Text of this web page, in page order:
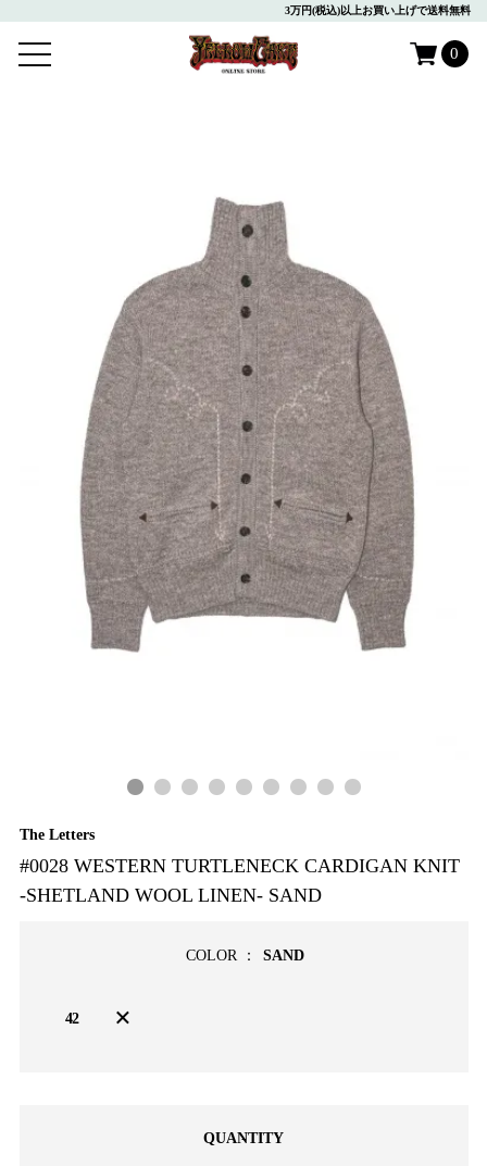
3万円(税込)以上お買い上げで送料無料
0
The Letters
#0028 WESTERN TURTLENECK CARDIGAN KNIT
-SHETLAND WOOL LINEN- SAND
COLOR ： SAND
42 ×
QUANTITY
-